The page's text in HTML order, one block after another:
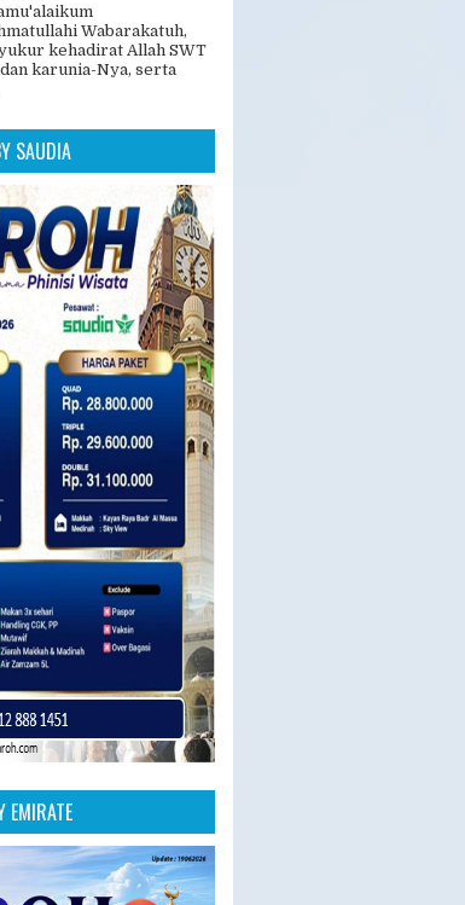
Wabarakatuh,
kehadirat Allah SWT
karunia-Nya, serta
SAUDIA
EMIRATE